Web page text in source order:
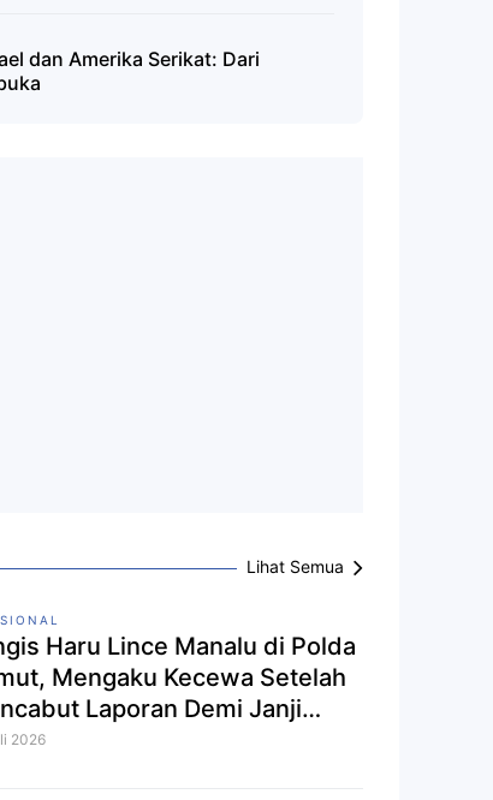
dan Amerika Serikat: Dari
Lihat Semua
Haru Lince Manalu di Polda
Mengaku Kecewa Setelah
Laporan Demi Janji
Dibebaskan
2026